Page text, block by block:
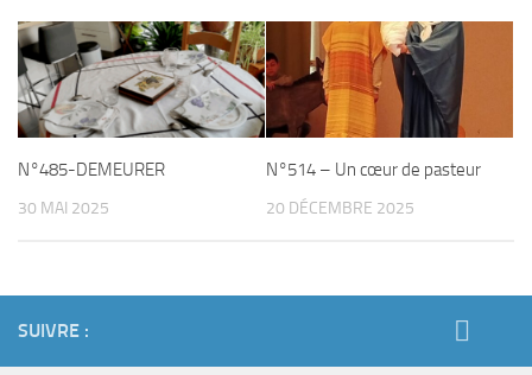
N°485-DEMEURER
30 MAI 2025
N°514 – Un cœur de pasteur
20 DÉCEMBRE 2025
SUIVRE :